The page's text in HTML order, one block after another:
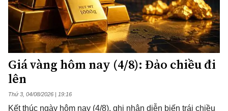
Giá vàng hôm nay (4/8): Đảo chiều đi
lên
Thứ 3, 04/08/2026 | 19:16
Kết thúc ngày hôm nay (4/8), ghi nhận diễn biến trái chiều